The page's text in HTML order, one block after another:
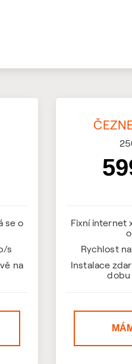
se o
s
na
Fixní internet
Rychlost
Instalace
dobu